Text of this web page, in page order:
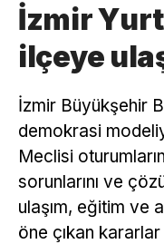
İzmir
ilçeye
İzmir Büyükşehir
demokrasi
Meclisi
sorunlarını ve
ulaşım, eğitim ve
öne çıkan